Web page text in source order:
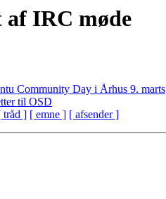
IRC møde
Community Day i Århus 9. marts
til OSD
tråd ] [ emne ] [ afsender ]